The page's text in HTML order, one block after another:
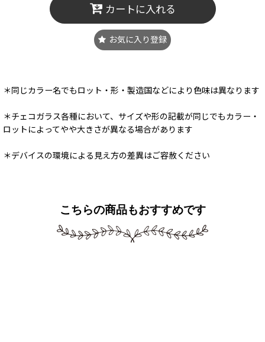
カートに入れる
お気に入り登録
＊同じカラー名でもロット・形・製造国などにより色味は異なります
＊チェコガラス各種において、サイズや形の記載が同じでもカラー・
ロットによってやや大きさが異なる場合があります
＊デバイスの環境による見え方の差異はご容赦ください
こちらの商品もおすすめです